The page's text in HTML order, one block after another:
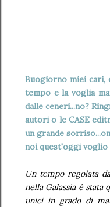
Buogiorno miei cari, è da un pò che non scrivo...solo post veloci e via... ma delle volte il
tempo e la voglia
dalle ceneri...no?
autori o le CASE
un grande
noi quest'oggi voglio
Un tempo regolata
nella Galassia è stata
unici in grado di